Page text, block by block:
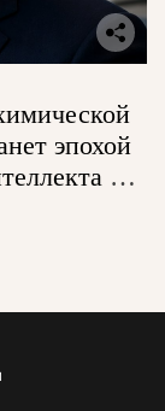
эпохой
и